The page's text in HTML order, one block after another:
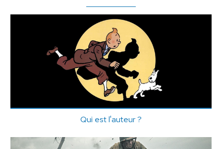
Qui est l'auteur ?